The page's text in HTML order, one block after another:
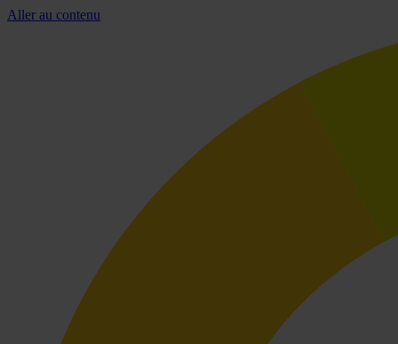
Aller au contenu